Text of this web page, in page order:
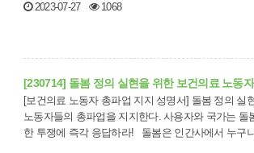
2023-07-27 1068
[230714] 돌봄 정의 실현을 위한 보건의료 노동
[보건의료 노동자 총파업 지지 성명서] 돌봄 정의 실현을 위한 보건의료
노동자들의 총파업을 지지한다. 사용자와 국가는 돌
한 투쟁에 즉각 응답하라! 돌봄은 인간사